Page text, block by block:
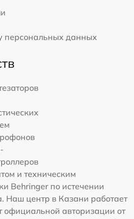
персональных данных
и техническим
Behringer по истечении
Наш центр в Казани работает
официальной авторизации от